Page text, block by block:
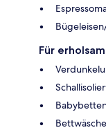
Für